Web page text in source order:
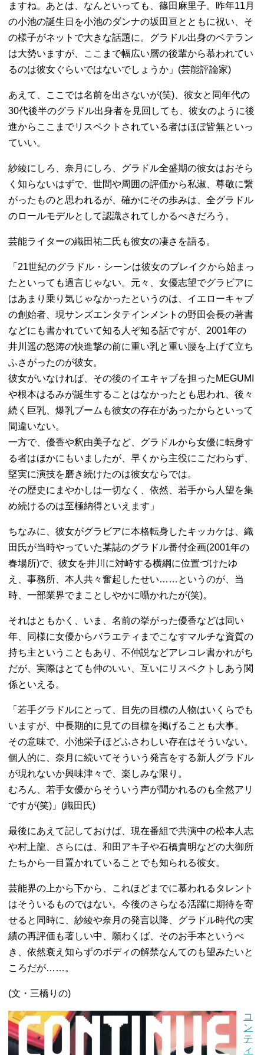
ますね。 あとは、なんといっても、篠田麻里子。昨年11月
の小池の誕生日を小池のダンナの坂田亘とともに祝い、そ
の様子がネットで大きな話題に。グラドル出身のベテラン
は大勢いますが、ここまで幅広い層の後輩から慕われてい
るのは彼女ぐらいではないでしょうか」(芸能評論家)
あえて、ここでは名前を出さないが(笑)、彼女と同年代の
30代後半のグラドル出身者を見回しても、彼女のように後
進からここまでリスペクトされている者はほぼ皆無といっ
ていい。
紗綾にしろ、奈月にしろ、グラドル全盛期の彼女はおそら
く知らないはずで、世間や周囲の評価から私淑、尊敬に繋
がったものと思われるが、確かにその歩みは、全グラドル
のロールモデルとして認識されてしかるべきだろう。
芸能ライターの織田祐二氏も彼女の凄さを語る。
「21世紀のグラドル・シーンは彼女のブレイクから始まっ
たといっても過言じゃない。元々、女優志望でグラビアに
はあまり乗り気じゃなかったというのは、イエローキャブ
の創始者、現サンズエンタテインメントの野田会長の著書
などにも書かれていて知る人ぞ知る話ですが、2001年の
井川遥の怒涛の快進撃の前に重い乳と重い腰を上げて立ち
ふさがったのが彼女。
彼女がいなければ、その後のイエキャブを担ったMEGUMI
や根本はるみが誕生することはなかったとも思われ、後々
続く巨乳、爆乳ブームも彼女の存在があったからといって
間違いない。
一方で、優香や釈由美子など、グラドルから女優に転身す
る者はほかにもいましたが、早くから主役にこだわらず、
堅実に演技を磨き続けたのは彼女ならでは。
その歴史にまやかしは一切なく、依然、若手から人望を集
め続けるのは至極納得といえます」
ちなみに、彼女がグラビアに本格転身したキッカケは、織
田氏が当時やっていた某誌のグラドル番付企画(2001年の
春場所)で、彼女を井川に対峙する横綱に位置づけたゆ
え、事務所、本人共々奮起したせい……というのが、当
時、一部業界でまことしやかに囁かれたが(笑)。
それはともかく、いま、名前の挙がった優香などは同い
年、同様に女優からバラエティまでこなすマルチな資質の
持ち主ということもあり、不仲説などアレコレ書かれがち
だが、実際はとても仲のいい、互いにリスペクトしあう関
係といえる。
「若手グラドルにとって、目先の目標の人物はいくらでも
いますが、中長期的に見ての目標を掲げることも大事。
その意味で、小池栄子ほどふさわしい存在はそういない。
個人的に、奈月に続いてそういう発言をする新人グラドル
が現れないか興味津々で、楽しみな限り。
むろん、若手女優からそういう声が聞かれるのも全然アリ
ですが(笑)」(織田氏)
最後にあえて記しておけば、現在番組で共演中の松本人志
や村上龍、さらには、和田アキ子や石橋貴明などの大御所
たちから一目置かれていることでも知られる彼女。
芸能界の上から下から、これほどまでに慕われるタレント
はそういるものではない。今後のさらなる活躍に期待を寄
せると同時に、紗綾や奈月の発言以降、グラドル時代の実
績の再評価も著しい中、願わくば、そのお手本というべ
き、依然衰え知らずのボディの解禁なんてのも望みたいと
ころだが……。
(文・三橋りの)
コ
ン
テ
ィ